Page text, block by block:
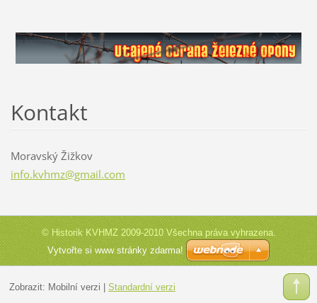
Kontakt
Moravský Žižkov
info.kvhmz@gmail.com
© Historik KVHMZ 2009-2010 Všechna práva vyhrazena.
Vytvořte si www stránky zdarma!
Zobrazit: Mobilní verzi Standardní verzi